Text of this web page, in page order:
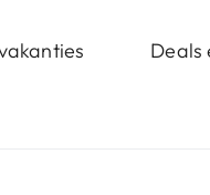
Deals